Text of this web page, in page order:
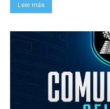
Leer más